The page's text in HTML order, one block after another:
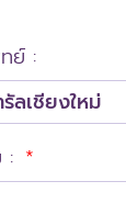
ย์ :
: